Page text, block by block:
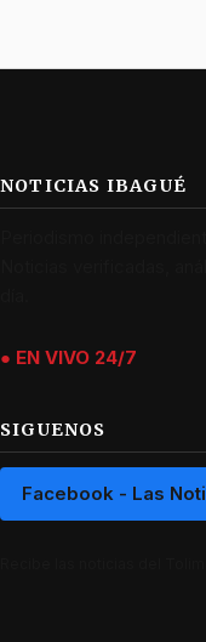
NOTICIAS IBAGUÉ
● EN VIVO 24/7
SIGUENOS
Facebook - Las